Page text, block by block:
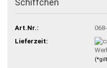
Schiffchen
Art.Nr.:
Lieferzeit: